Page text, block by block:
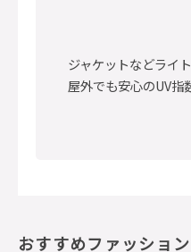
ジャケットなどライ
屋外でも安心のUV指
おすすめファッション